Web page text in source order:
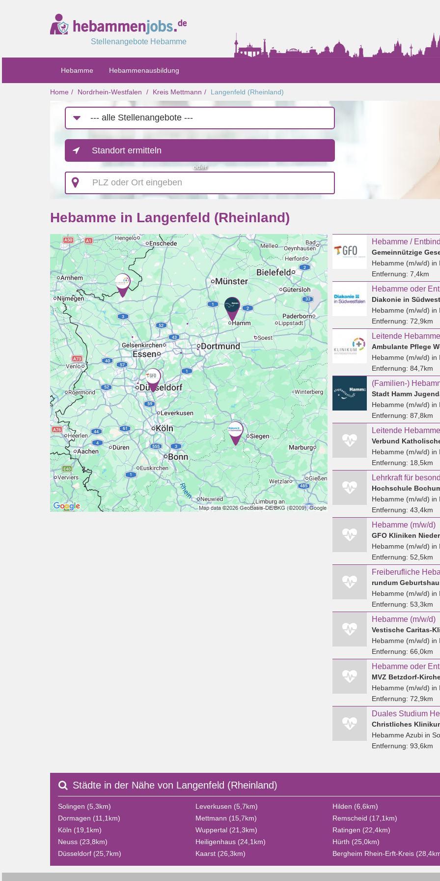
Stellenangebote Hebamme
Hebamme Hebammenausbildung
Home Nordrhein-Westfalen Kreis Mettmann Langenfeld (Rheinland)
Job-
Kategorie
Standort ermitteln
oder
PLZ
oder
Ort
Hebamme in Langenfeld (Rheinland)
Hebamme /
Hebamme (m/w/d) in
Entfernung: 7,4km
Diakonie in
Hebamme (m/w/d) in
Entfernung: 72,9km
Leitende
Ambulante Pflege
Hebamme (m/w/d) in
Entfernung: 84,7km
(Familien-)
Stadt Hamm
Hebamme (m/w/d) in
Entfernung: 87,8km
Leitende
Verbund
Hebamme (m/w/d) in
Entfernung: 18,5km
Hochschule
Hebamme (m/w/d) in
Entfernung: 43,4km
Hebamme (m/w/d)
GFO Kliniken
Hebamme (m/w/d) in
Entfernung: 52,5km
rundum
Hebamme (m/w/d) in
Entfernung: 53,3km
Hebamme (m/w/d)
Vestische Caritas-
Hebamme (m/w/d) in
Entfernung: 66,0km
MVZ Betzdorf-
Hebamme (m/w/d) in
Entfernung: 72,9km
Christliches
Hebamme Azubiin
Entfernung: 93,6km
Städte in der Nähe von Langenfeld (Rheinland)
Solingen (5,3km) Leverkusen (5,7km)
Hilden (6,6km)
Dormagen (11,1km)
Mettmann (15,7km)
Remscheid (17,1km)
Köln (19,1km)
Wuppertal (21,3km)
Ratingen (22,4km)
Neuss (23,8km)
Heiligenhaus (24,1km)
Hürth (25,0km)
Düsseldorf (25,7km)
Kaarst (26,3km) Bergheim Rhein-Erft-Kreis